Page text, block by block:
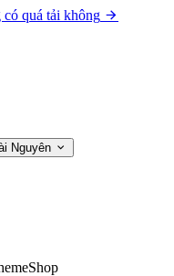
quá tải không
Nguyên